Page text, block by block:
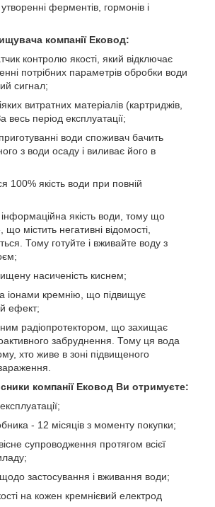
ферментів, гормонів і
компанії Ековод:
контролю якості, який відключає
потрібних параметрів обробки води
сигнал;
витратних матеріалів (картриджів,
весь період експлуатації;
води споживач бачить
з води осаду і виливає його в
100% якість води при повній
якість води, тому що
містить негативні відомості,
Тому готуйте і вживайте воду з
насиченість киснем;
іонами кремнію, що підвищує
ефект;
радіопротектором, що захищає
забруднення. Тому ця вода
хто живе в зоні підвищеного
компанії Ековод Ви отримуєте:
- 12 місяців з моменту покупки;
супроводження протягом всієї
застосування і вживання води;
на кожен кремнієвий електрод